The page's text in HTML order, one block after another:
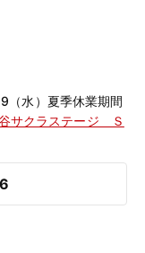
（水）夏季休業期間
サクラステージ Ｓ